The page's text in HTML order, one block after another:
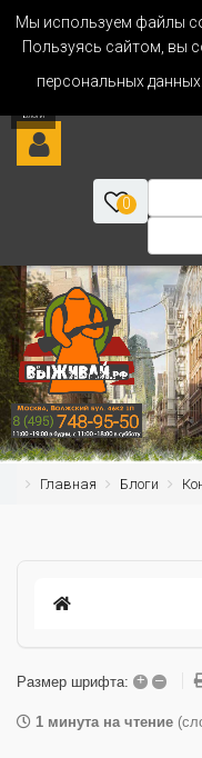
Мы используем файлы
Пользуясь сайтом, вы
персональных данных.
0
Главная Блоги
Размер шрифта: + –
1 минута на чтение